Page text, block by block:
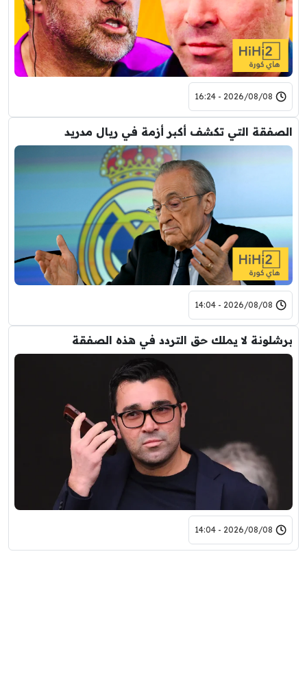
2026/08/08 - 16:24
الصفقة التي تكشف أكبر أزمة في ريال مدريد
2026/08/08 - 14:04
برشلونة لا يملك حق التردد في هذه الصفقة
2026/08/08 - 14:04